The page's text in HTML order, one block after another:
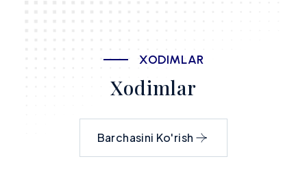
XODIMLAR
Xodimlar
Barchasini Ko'rish